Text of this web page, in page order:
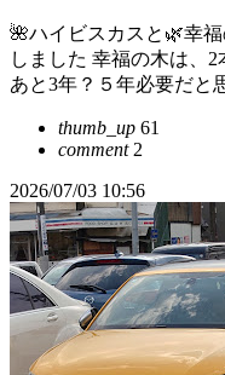
🌺ハイビスカスと🌿幸
しました 幸福の木は、
あと3年？５年必要だ
thumb_up 61
comment2
2026/07/03 10:56